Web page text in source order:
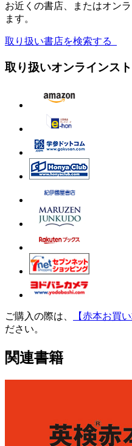
お近くの書店、またはオン
ます。
取り扱い書店を検索する
取り扱いオンラインス
ご購入の際は、 【赤本お買
ださい。
関連書籍